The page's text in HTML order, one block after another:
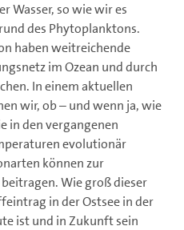
Wasser, so wie wir es
des Phytoplanktons.
haben weitreichende
im Ozean und durch
In einem aktuellen
wir, ob – und wenn ja, wie
in den vergangenen
evolutionär
können zur
Wie groß dieser
in der Ostsee in der
ist und in Zukunft sein